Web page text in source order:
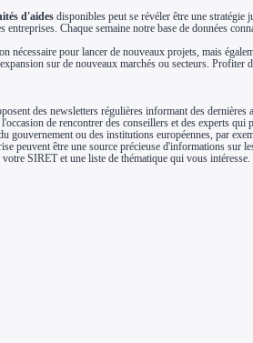
d'aides disponibles peut se révéler être une
Chaque semaine notre base de données
pour lancer de nouveaux projets, mais
sur de nouveaux marchés ou secteurs. Profiter
des newsletters régulières informant des dernières
de rencontrer des conseillers et des experts
ou des institutions européennes, par
peuvent être une source précieuse d'informations sur
SIRET et une liste de thématique qui vous